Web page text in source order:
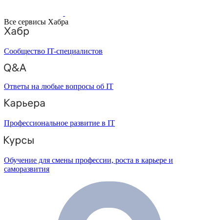
Все сервисы Хабра
Сообщество IT-специалистов
Ответы на любые вопросы об IT
Профессиональное развитие в IT
Обучение для смены профессии, роста в карьере и
саморазвития